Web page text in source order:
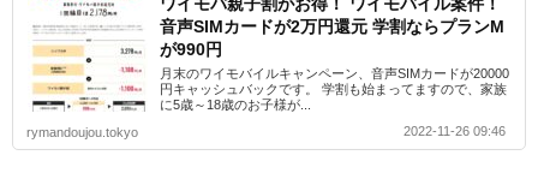
音声SIMカードが2万円還元 学割ならプランM
が990円
月末のワイモバイルキャンペーン、音声SIMカードが20000
円キャッシュバックです。 学割も始まってますので、家族
に5歳～18歳のお子様が...
rymandoujou.tokyo
2022-11-26 09:46